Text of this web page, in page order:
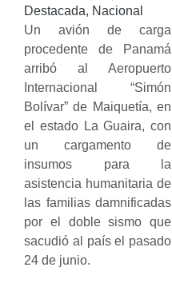
Destacada, Nacional
Un avión de carga
procedente de Panamá
arribó al Aeropuerto
Internacional “Simón
Bolívar” de Maiquetía, en
el estado La Guaira, con
un cargamento de
insumos para la
asistencia humanitaria de
las familias damnificadas
por el doble sismo que
sacudió al país el pasado
24 de junio.